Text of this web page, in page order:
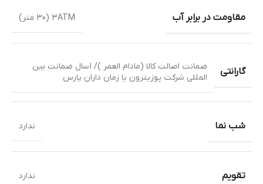
مقاومت در برابر آب 3ATM (30 متر)
گارانتی
ضمانت اصالت کالا (مادام العمر )/ 1سال ضمانت بین
المللی شرکت پوزیترون یا زمان داران پارس
شب نما ندارد
تقویم ندارد